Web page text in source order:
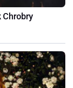
Chrobry